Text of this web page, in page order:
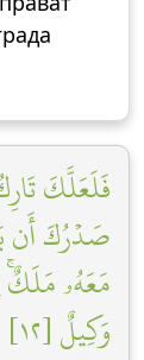
فَلَعَلَّكَ
صَدۡرُكَ أَن
مَعَهُۥ مَلَكٌۚ
وَكِيلٌ [١٢]